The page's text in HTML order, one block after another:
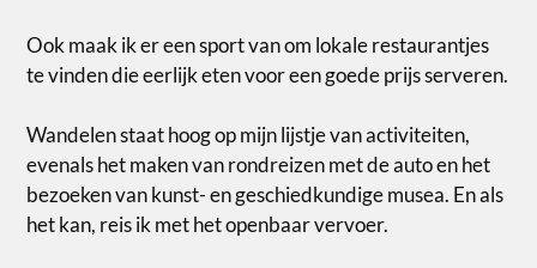
Ook maak ik er een sport van om lokale restaurantjes
te vinden die eerlijk eten voor een goede prijs serveren.
Wandelen staat hoog op mijn lijstje van activiteiten,
evenals het maken van rondreizen met de auto en het
bezoeken van kunst- en geschiedkundige musea. En als
het kan, reis ik met het openbaar vervoer.